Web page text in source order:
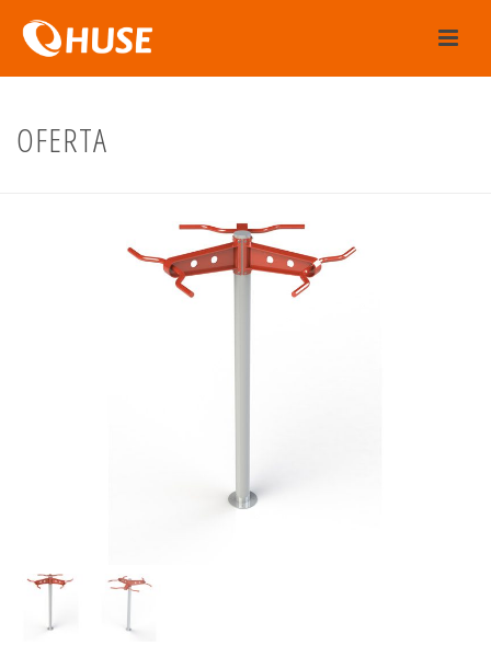
OFERTA